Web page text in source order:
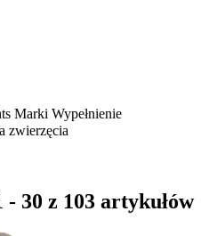
Marki Wypełnienie
zwierzęcia
30 z 103 artykułów